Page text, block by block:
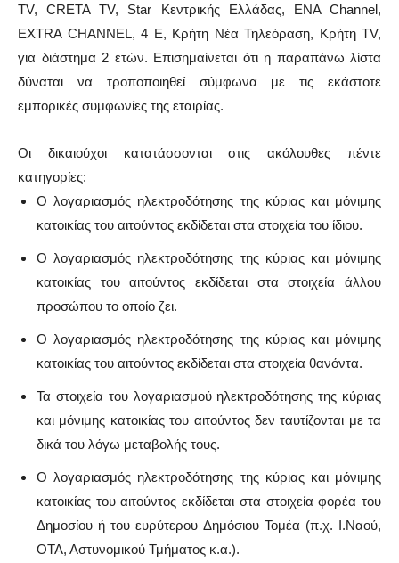
TV, CRETA TV, Star Κεντρικής Ελλάδας, ΕΝΑ Channel,
EXTRA CHANNEL, 4 Ε, Κρήτη Νέα Τηλεόραση, Κρήτη TV,
για διάστημα 2 ετών. Επισημαίνεται ότι η παραπάνω λίστα
δύναται να τροποποιηθεί σύμφωνα με τις εκάστοτε
εμπορικές συμφωνίες της εταιρίας.
Οι δικαιούχοι κατατάσσονται στις ακόλουθες πέντε
κατηγορίες:
Ο λογαριασμός ηλεκτροδότησης της κύριας και μόνιμης
κατοικίας του αιτούντος εκδίδεται στα στοιχεία του ίδιου.
Ο λογαριασμός ηλεκτροδότησης της κύριας και μόνιμης
κατοικίας του αιτούντος εκδίδεται στα στοιχεία άλλου
προσώπου το οποίο ζει.
Ο λογαριασμός ηλεκτροδότησης της κύριας και μόνιμης
κατοικίας του αιτούντος εκδίδεται στα στοιχεία θανόντα.
Τα στοιχεία του λογαριασμού ηλεκτροδότησης της κύριας
και μόνιμης κατοικίας του αιτούντος δεν ταυτίζονται με τα
δικά του λόγω μεταβολής τους.
Ο λογαριασμός ηλεκτροδότησης της κύριας και μόνιμης
κατοικίας του αιτούντος εκδίδεται στα στοιχεία φορέα του
Δημοσίου ή του ευρύτερου Δημόσιου Τομέα (π.χ. Ι.Ναού,
ΟΤΑ, Αστυνομικού Τμήματος κ.α.).